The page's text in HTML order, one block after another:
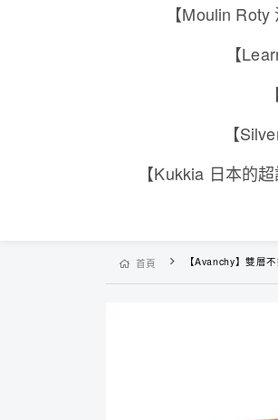
【Moulin
【
【
【Kukkia 日本的
首頁 【Avanchy】雙層